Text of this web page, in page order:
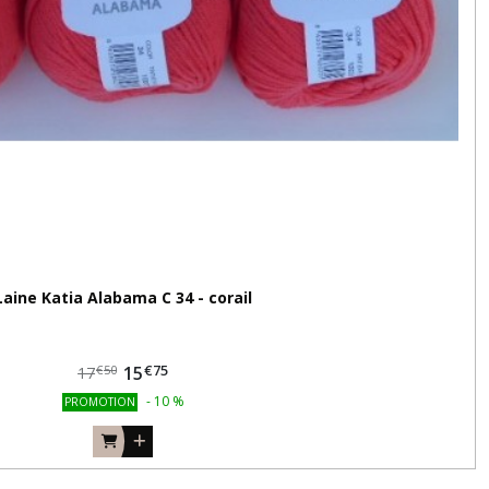
Katia Alabama C 34 - corail
17€50 15€75
PROMOTION - 10 %